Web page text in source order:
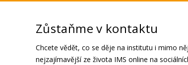
Zůstaňme v kontaktu
Chcete vědět, co se děje na institutu i mimo
nejzajímavější ze života IMS online na